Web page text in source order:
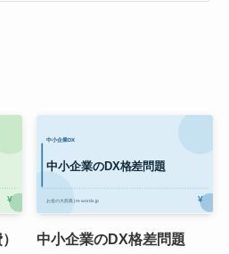
中小企業のDX格差問題